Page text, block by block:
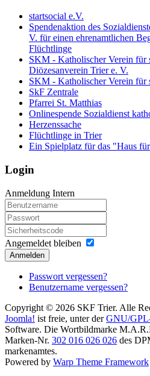
startsocial e.V.
Spendenaktion des
V. für einen ehrenamtlichen
Flüchtlinge
SKM - Katholischer Verein für
Diözesanverein Trier e. V.
SKM - Katholischer Verein für
SkF Zentrale
Pfarrei St. Matthias
Onlinespende Sozialdienst
Herzenssache
Flüchtlinge in Trier
Ein Spielplatz für das "Haus
Login
Anmeldung Intern
Angemeldet bleiben
Anmelden
Passwort vergessen?
Benutzername vergessen?
Copyright © 2026 SKF Trier. Alle
Joomla! ist freie, unter derGNU/
Software. Die Wortbildmarke
Marken-Nr. 302 016 026 026 des
markenamtes.
Powered by Warp Theme Framework